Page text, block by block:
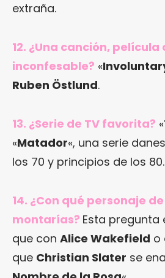
extraña.
12. ¿Una canción, película
inconfesable? «
Ruben Östlund.
13. ¿Serie de TV favorita? «
«Matador«, una serie
los 70 y principios de los 80.
14. ¿Con qué personaje
montarías? Esta pregunta
que con Alice Wakefield o
que Christian Slater se